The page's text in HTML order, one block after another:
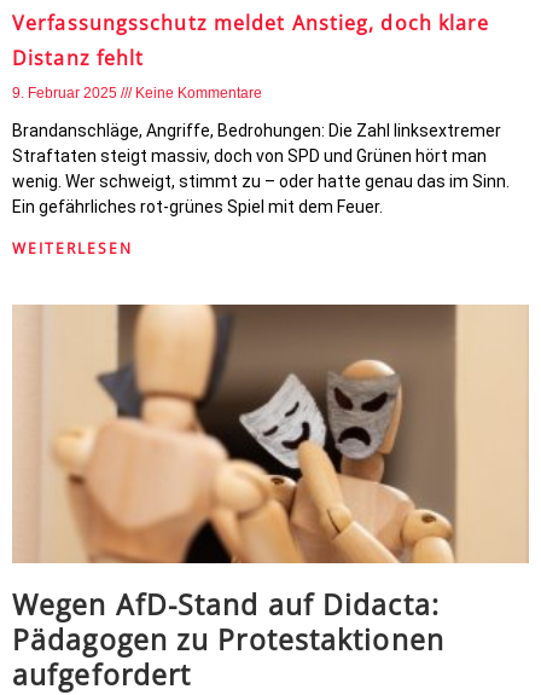
Verfassungsschutz meldet Anstieg, doch klare
Distanz fehlt
9. Februar 2025 Keine Kommentare
Brandanschläge, Angriffe, Bedrohungen: Die Zahl linksextremer
Straftaten steigt massiv, doch von SPD und Grünen hört man
wenig. Wer schweigt, stimmt zu – oder hatte genau das im Sinn.
Ein gefährliches rot-grünes Spiel mit dem Feuer.
WEITERLESEN
Wegen AfD-Stand auf Didacta:
Pädagogen zu Protestaktionen
aufgefordert